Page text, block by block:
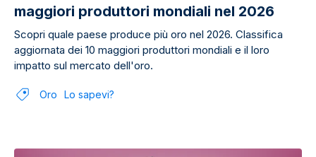
maggiori produttori mondiali nel 2026
Scopri quale paese produce più oro nel 2026. Classifica
aggiornata dei 10 maggiori produttori mondiali e il loro
impatto sul mercato dell'oro.
Oro Lo sapevi?